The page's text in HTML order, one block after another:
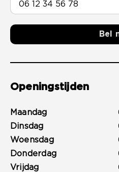
Bel
Openingstijden
Maandag
Dinsdag
Woensdag
Donderdag
Vrijdag